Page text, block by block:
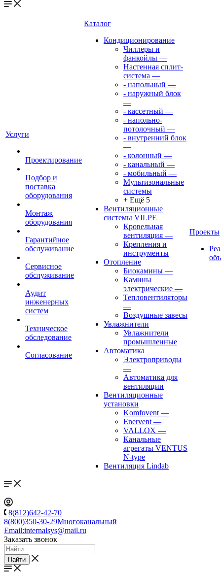
Услуги
Проектирование
Подбор и
поставка
оборудования
Монтаж
оборудования
Гарантийное
обслуживание
Сервисное
обслуживание
Аудит
инженерных
систем
Техническое
обследование
Согласование
Каталог
Кондиционирование
Чиллеры и
фанкойлы —
Настенная сплит-
система —
- напольный —
- наружный блок
—
- кассетный —
- напольно-
потолочный —
- внутренний блок
—
- колонный —
- канальный —
- мобильный —
Мультизональные
системы
+ Ещё 5
Вентиляционные
системы VILPE
Кровельная
вентиляция —
Крепления и
инструменты
Отопление
Биокамины —
Камины
электрические —
Тепловентиляторы
—
Воздушные завесы
Увлажнители
Увлажнители
промышленные
Автоматика
Электроприводы
—
Автоматика для
вентиляции
Вентиляционные
установки
Komfovent —
Enervent —
VALLOX —
Канальные
агрегаты VENTUS
N-type
Вентиляция Lindab
Проекты
8(812)642-42-70
8(800)350-30-29Многоканальный
Email:internalsys@mail.ru
Заказать звонок
Найти